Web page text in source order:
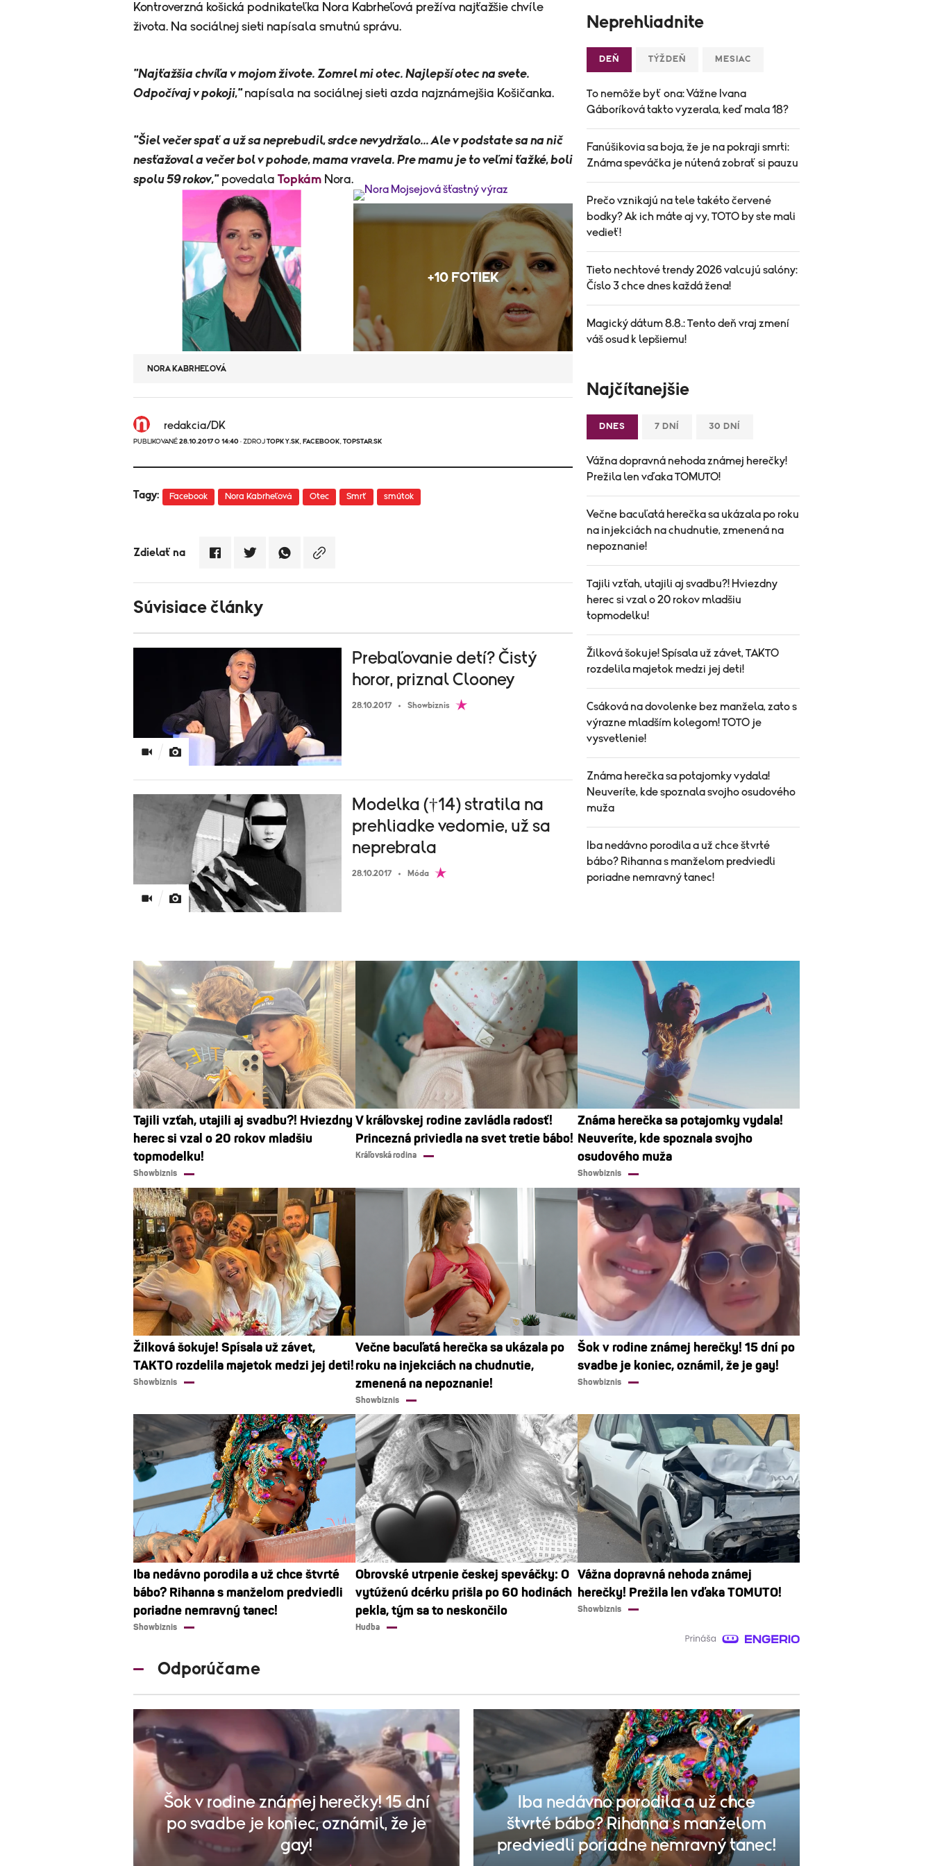
Kontroverzná košická podnikateľka Nora Kabrheľová prežíva najťažšie chvíle
života. Na sociálnej sieti napísala smutnú správu.
"Najťažšia chvíľa v mojom živote. Zomrel mi otec. Najlepší otec na svete.
Odpočívaj v pokoji,"napísala na sociálnej sieti azda najznámejšia Košičanka.
"Šiel večer spať a už sa neprebudil, srdce nevydržalo... Ale v podstate sa na nič
nesťažoval a večer bol v pohode, mama vravela. Pre mamu je to veľmi ťažké, boli
spolu 59 rokov,"povedala Topkám Nora.
+10 FOTIEK
NORA KABRHEĽOVÁ
redakcia/DK
PUBLIKOVANÉ 28.10.2017 O 14:40 · ZDROJ TOPKY.SK, FACEBOOK, TOPSTAR.SK
Tagy: Facebook Nora Kabrheľová Otec Smrť smútok
Zdielať na
Súvisiace články
Prebaľovanie detí? Čistý
horor, priznal Clooney
28.10.2017 Showbiznis
Modelka (†14) stratila na
prehliadke vedomie, už sa
neprebrala
28.10.2017 Móda
Neprehliadnite
DEŇ TÝŽDEŇ MESIAC
To nemôže byť ona: Vážne Ivana
Gáboríková takto vyzerala, keď mala 18?
Fanúšikovia sa boja, že je na pokraji smrti:
Známa speváčka je nútená zobrať si pauzu
Prečo vznikajú na tele takéto červené
bodky? Ak ich máte aj vy, TOTO by ste mali
vedieť!
Tieto nechtové trendy 2026 valcujú salóny:
Číslo 3 chce dnes každá žena!
Magický dátum 8.8.: Tento deň vraj zmení
váš osud k lepšiemu!
Najčítanejšie
DNES 7 DNÍ 30 DNÍ
Vážna dopravná nehoda známej herečky!
Prežila len vďaka TOMUTO!
Večne bacuľatá herečka sa ukázala po roku
na injekciách na chudnutie, zmenená na
nepoznanie!
Tajili vzťah, utajili aj svadbu?! Hviezdny
herec si vzal o 20 rokov mladšiu
topmodelku!
Žilková šokuje! Spísala už závet, TAKTO
rozdelila majetok medzi jej deti!
Csáková na dovolenke bez manžela, zato s
výrazne mladším kolegom! TOTO je
vysvetlenie!
Známa herečka sa potajomky vydala!
Neuveríte, kde spoznala svojho osudového
muža
Iba nedávno porodila a už chce štvrté
bábo? Rihanna s manželom predviedli
poriadne nemravný tanec!
Tajili vzťah, utajili aj svadbu?! Hviezdny
herec si vzal o 20 rokov mladšiu
topmodelku!
Showbiznis
V kráľovskej rodine zavládla radosť!
Princezná priviedla na svet tretie bábo!
Kráľovská rodina
Známa herečka sa potajomky vydala!
Neuveríte, kde spoznala svojho
osudového muža
Showbiznis
Žilková šokuje! Spísala už závet,
TAKTO rozdelila majetok medzi jej deti!
Showbiznis
Večne bacuľatá herečka sa ukázala po
roku na injekciách na chudnutie,
zmenená na nepoznanie!
Showbiznis
Šok v rodine známej herečky! 15 dní po
svadbe je koniec, oznámil, že je gay!
Showbiznis
Iba nedávno porodila a už chce štvrté
bábo? Rihanna s manželom predviedli
poriadne nemravný tanec!
Showbiznis
Obrovské utrpenie českej speváčky: O
vytúženú dcérku prišla po 60 hodinách
pekla, tým sa to neskončilo
Hudba
Vážna dopravná nehoda známej
herečky! Prežila len vďaka TOMUTO!
Showbiznis
Odporúčame
Šok v rodine známej herečky! 15 dní
po svadbe je koniec, oznámil, že je
gay!
Iba nedávno porodila a už chce
štvrté bábo? Rihanna s manželom
predviedli poriadne nemravný tanec!